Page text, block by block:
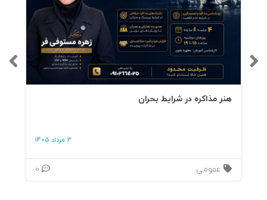
بخش بیو
کوتاه و شیرین
درباره بخش
هنر مذاکره در شرایط بحران
3 مرداد 1405
عمومی